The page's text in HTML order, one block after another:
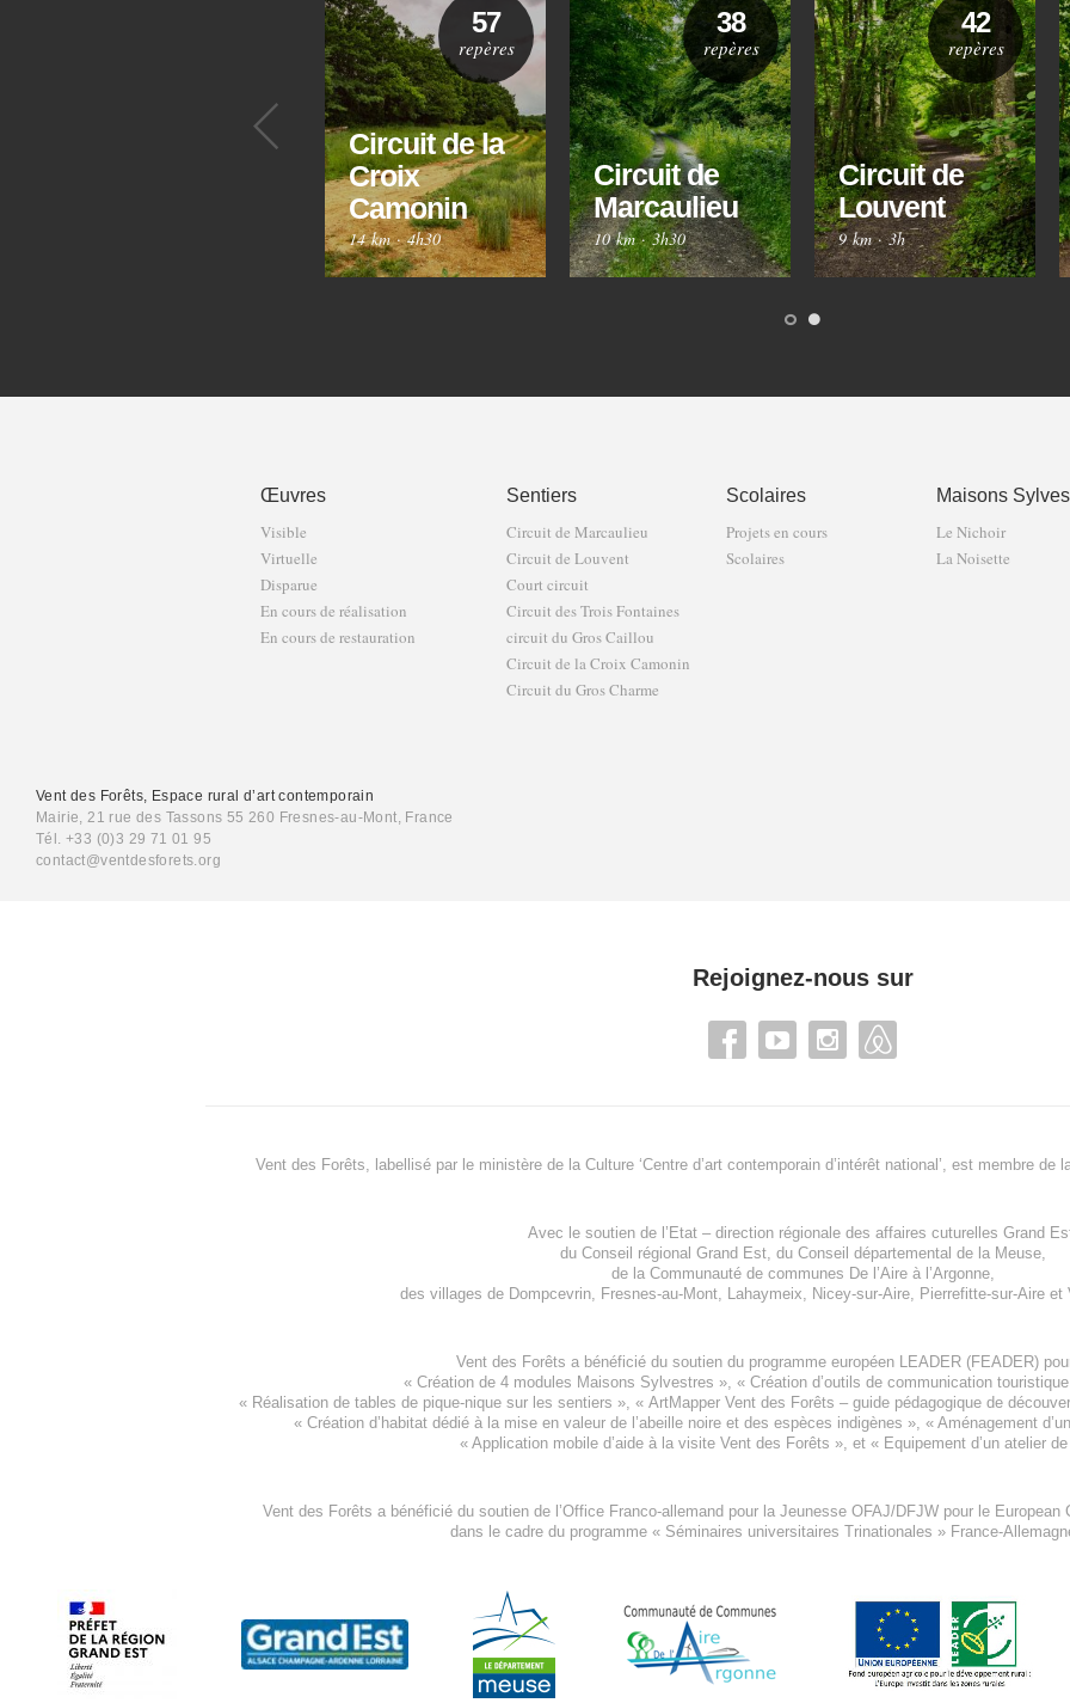
Précédent
Circuit de la
Croix
Camonin
14 km·4h30
57
repères
Circuit de
Marcaulieu
10 km·3h30
38
repères
Circuit de
Louvent
9 km·3h
42
repères
Œuvres
Visible
Virtuelle
Disparue
En cours de réalisation
En cours de restauration
Sentiers
Circuit de Marcaulieu
Circuit de Louvent
Court circuit
Circuit des Trois Fontaines
circuit du Gros Caillou
Circuit de la Croix Camonin
Circuit du Gros Charme
Scolaires
Projets en cours
Scolaires
Maisons
Le Nichoir
La Noisette
Vent des Forêts, Espace rural d’art contemporain
Mairie, 21 rue des Tassons 55 260 Fresnes-au-Mont, France
Tél. +33 (0)3 29 71 01 95
contact@ventdesforets.org
Rejoignez-nous sur
Vent des Forêts, labellisé par le ministère de la Culture ‘Centre d’art contemporain d’intérêt national’, est membre de
Avec le soutien de l’Etat – direction régionale des affaires cuturelles Grand
du Conseil régional Grand Est, du Conseil départemental de la Meuse,
de la Communauté de communes De l’Aire à l’Argonne,
des villages de Dompcevrin, Fresnes-au-Mont, Lahaymeix Nicey-sur-Aire, Pierrefitte-sur-Aireet
Vent des Forêts a bénéficié du soutien du programme européen LEADER (FEADER)
« Création de 4 modules Maisons Sylvestres », « Création d’outils de communication
« Réalisation de tables de pique-nique sur les sentiers », « ArtMapper Vent des Forêts – guide pédagogique de
« Création d’habitat dédié à la mise en valeur de l’abeille noire et des espèces indigènes », « Aménagement
« Application mobile d’aide à la visite Vent des Forêts », et « Equipement d’un atelier
Vent des Forêts a bénéficié du soutien de l’Office Franco-allemand pour la Jeunesse OFAJ/DFJW pour le European
dans le cadre du programme « Séminaires universitaires Trinationales » France-